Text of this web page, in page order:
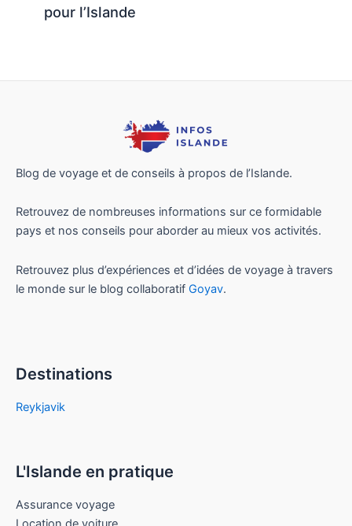
pour l’Islande
Blog de voyage et de conseils à propos de l’Islande.
Retrouvez de nombreuses informations sur ce formidable
pays et nos conseils pour aborder au mieux vos activités.
Retrouvez plus d’expériences et d’idées de voyage à travers
le monde sur le blog collaboratif Goyav.
Destinations
Reykjavik
L'Islande en pratique
Assurance voyage